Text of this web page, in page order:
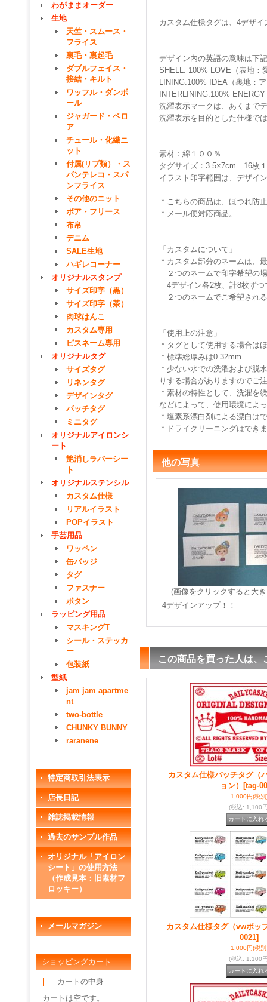
わがままオーダー
生地
天竺・スムース・
フライス
裏毛・裏起毛
ダブルフェイス・
接結・キルト
ワッフル・ダンボ
ール
ジャガード・ベロ
ア
チュール・化繊ニ
ット
付属(リブ類）・ス
パンテレコ・スパ
ンフライス
その他のニット
ボア・フリース
布帛
デニム
SALE生地
ハギレコーナー
オリジナルスタンプ
サイズ印字（黒）
サイズ印字（茶）
肉球はんこ
カスタム専用
ピスネーム専用
オリジナルタグ
サイズタグ
リネンタグ
デザインタグ
パッチタグ
ミニタグ
オリジナルアイロンシ
ート
艶消しラバーシー
ト
オリジナルステンシル
カスタム仕様
リアルイラスト
POPイラスト
手芸用品
ワッペン
缶バッジ
タグ
ファスナー
ボタン
ラッピング用品
マスキングT
シール・ステッカ
ー
包装紙
型紙
jam jam apartme
nt
two-bottle
CHUNKY BUNNY
raranene
特定商取引法表示
店長日記
雑誌掲載情報
過去のサンプル作品
オリジナル「アイロン
シート」の使用方法
（作成見本：旧素材フ
ロッキー）
メールマガジン
ショッピングカート
カートの中身
カートは空です。
カスタム仕様タグは、4デザ
デザイン内の英語の意味は下
SHELL: 100% LOVE（表地：
LINING:100% IDEA（裏地：
INTERLINING:100%
洗濯表示マークは、あくまで
洗濯表示を目的とした仕様で
素材：綿１００％
タグサイズ：3.5×7cm 16枚
イラスト印字範囲は、デザイ
＊こちらの商品は、ほつれ防
＊メール便対応商品。
「カスタムについて」
＊カスタム部分のネームは、
２つのネームで印字希望の
4デザイン各2枚、計8枚ずつ
２つのネームでご希望され
「使用上の注意」
＊タグとして使用する場合は
＊標準総厚みは0.32mm
＊少ない水での洗濯および脱
りする場合がありますのでご
＊素材の特性として、洗濯を
などによって、使用環境によ
＊塩素系漂白剤による漂白は
＊ドライクリーニングはでき
他の写真
(画像をクリックすると大
4デザインアップ！！
この商品を買った人は
カスタム仕様パッチタグ（
ョン）
[tag-
1,000円(税別
(税込: 1,100
カスタム仕様タグ（vwポッ
0021]
1,000円(税別
(税込: 1,100